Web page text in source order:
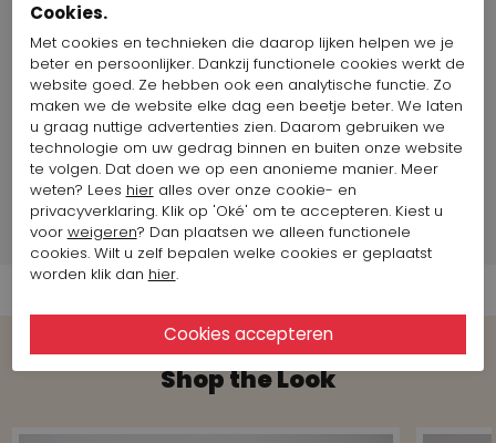
Binnenzool
uitneembaar:
Plateauzool:
2 cm
Land van productie:
Italië
Maat artikel op foto:
Maat 38
Merk Informatie
Verzend informatie
Shop the Look
Cookies.
Met cookies en technieken die daarop lijken helpen we je
beter en persoonlijker. Dankzij functionele cookies werkt de
website goed. Ze hebben ook een analytische functie. Zo
maken we de website elke dag een beetje beter. We laten
u graag nuttige advertenties zien. Daarom gebruiken we
technologie om uw gedrag binnen en buiten onze website
te volgen. Dat doen we op een anonieme manier. Meer
weten? Lees hieralles over onze cookie- en
privacyverklaring. Klik op 'Oké' om te accepteren. Kiest u
voor weigeren? Dan plaatsen we alleen functionele
cookies. Wilt u zelf bepalen welke cookies er geplaatst
worden klik dan hier.